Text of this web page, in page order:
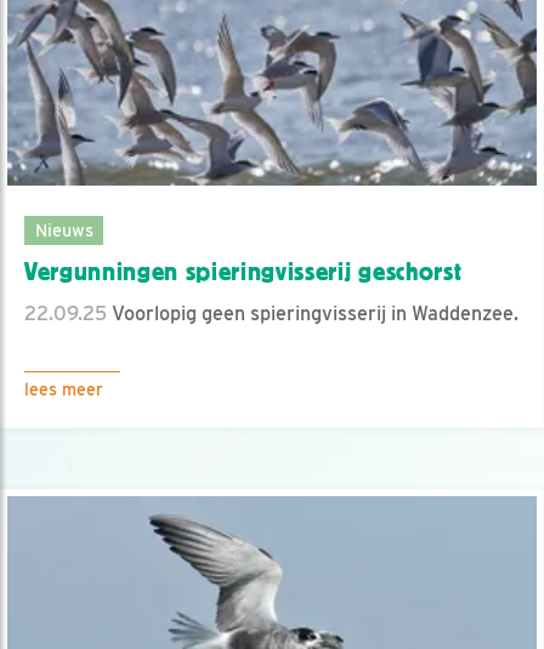
Nieuws
Vergunningen spieringvisserij geschorst
22.09.25 Voorlopig geen spieringvisserij in Waddenzee.
lees meer